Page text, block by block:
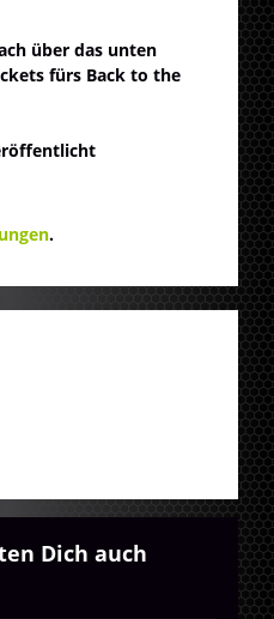
über das unten
fürs Back to the
.
Dich auch